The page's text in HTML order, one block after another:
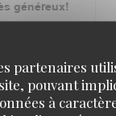
partenaires
pouvant
à
généreux!
: